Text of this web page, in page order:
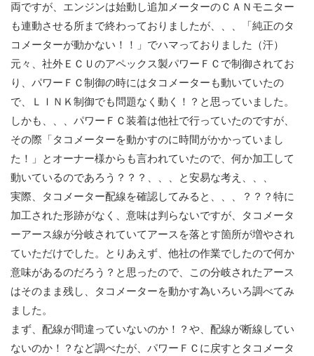
両ですが、エンジンは始動し追加メーターのＣＡＮモニター
も連動させる所まで終わっておりましたが、、、「純正のタ
コメーターが動かない！！」でハマっておりました（汗）
元々、社外ＥＣＵのアペックス製パワーＦＣで制御されてお
り、パワーＦＣ制御の時にはタコメーターも動いていたの
で、ＬＩＮＫ制御でも問題なく動く！？と思っていました。
しかも、、、パワーＦＣ装着は他社で行っていたのですが、
その際「タコメーターを動かすのに時間がかかっていまし
た！」とオーナー様からも言われていたので、何か加工して
動いているのであろう？？？、、、と安易な考え、、、
実際、タコメーター配線を確認してみると、、、？？？特に
加工された形跡がなく、意味は判らないですが、タコメータ
ーアース線が分岐されていてアースを落とす箇所が増やされ
ていただけでした。とりあえず、他社の作業でしたので何か
意味があるのだろう？と思ったので、この分岐されたアース
はそのまま残し、タコメーターを動かす為いろいろ調べてみ
ました。
まず、配線が間違っていないのか！？や、配線が断線してい
ないのか！？など調べたが、パワーＦＣに戻すとタコメータ